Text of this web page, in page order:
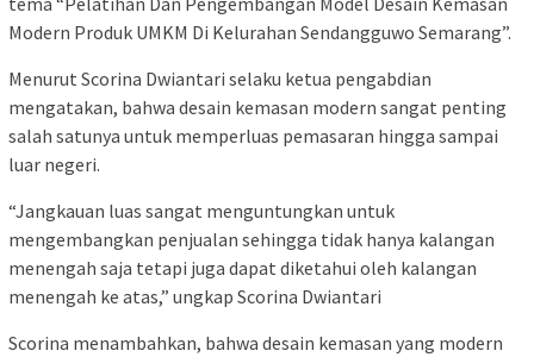
Modern Produk UMKM Di Kelurahan Sendangguwo Semarang”.
Menurut Scorina Dwiantari selaku ketua pengabdian
mengatakan, bahwa desain kemasan modern sangat penting
salah satunya untuk memperluas pemasaran hingga sampai
luar negeri.
“Jangkauan luas sangat menguntungkan untuk
mengembangkan penjualan sehingga tidak hanya kalangan
menengah saja tetapi juga dapat diketahui oleh kalangan
menengah ke atas,” ungkap Scorina Dwiantari
Scorina menambahkan, bahwa desain kemasan yang modern